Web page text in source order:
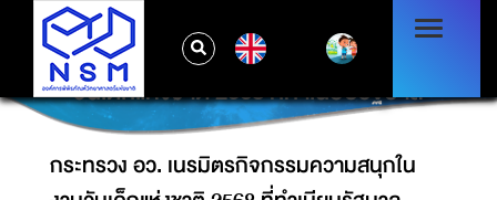
กระทรวง อว. เนรมิตรกิจกรรมความสนุกในงาน
วันเด็กแห่งชาติ 2568 ที่ทำเนียบรัฐบาล
กระทรวง อว. เนรมิตรกิจกรรมความสนุกใน